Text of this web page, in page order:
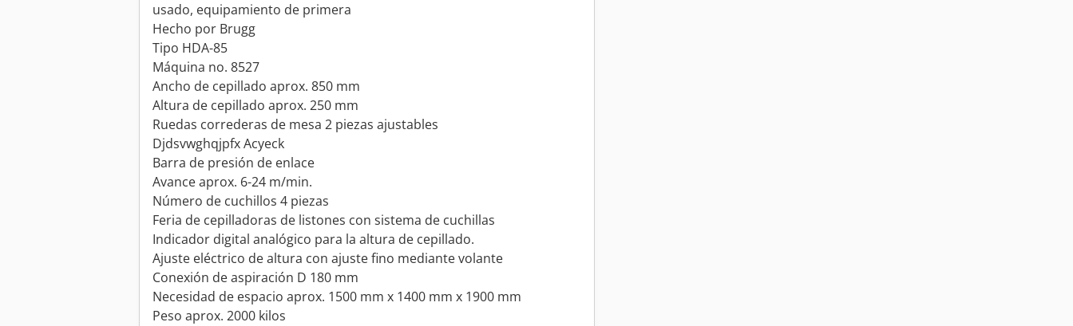
usado, equipamiento de primera
Hecho por Brugg
Tipo HDA-85
Máquina no. 8527
Ancho de cepillado aprox. 850 mm
Altura de cepillado aprox. 250 mm
Ruedas correderas de mesa 2 piezas ajustables
Djdsvwghqjpfx Acyeck
Barra de presión de enlace
Avance aprox. 6-24 m/min.
Número de cuchillos 4 piezas
Feria de cepilladoras de listones con sistema de cuchillas
Indicador digital analógico para la altura de cepillado.
Ajuste eléctrico de altura con ajuste fino mediante volante
Conexión de aspiración D 180 mm
Necesidad de espacio aprox. 1500 mm x 1400 mm x 1900 mm
Peso aprox. 2000 kilos